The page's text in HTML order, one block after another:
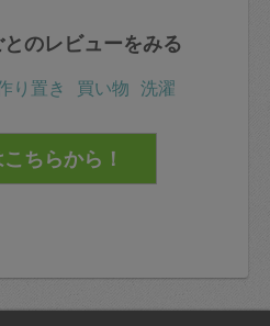
のレビューをみる
り置き 買い物 洗濯